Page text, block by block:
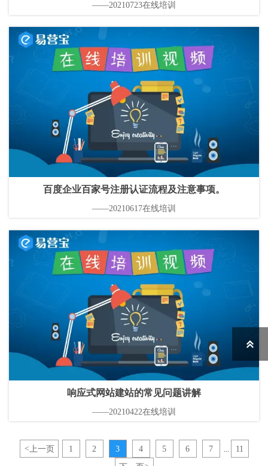
——20210723在线培训
百度企业百家号注册认证流程及注意事项。
——20210617在线培训
响应式网站建站的常见问题讲解
——20210422在线培训
< 上一页 1 2 3 4 5 6 7
11
